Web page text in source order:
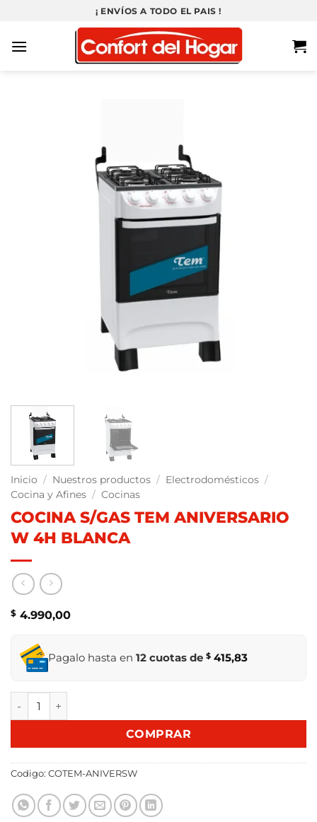
contenido
¡ ENVÍOS A TODO EL PAIS !
Inicio / Nuestros productos / Electrodomésticos /
Cocina y Afines / Cocinas
COCINA S/GAS TEM ANIVERSARIO
W 4H BLANCA
$ 4.990,00
Pagalo hasta en 12 cuotas de $ 415,83
COCINA S/GAS TEM ANIVERSARIO W 4H BLANCA cantidad
COMPRAR
Codigo: COTEM-ANIVERSW